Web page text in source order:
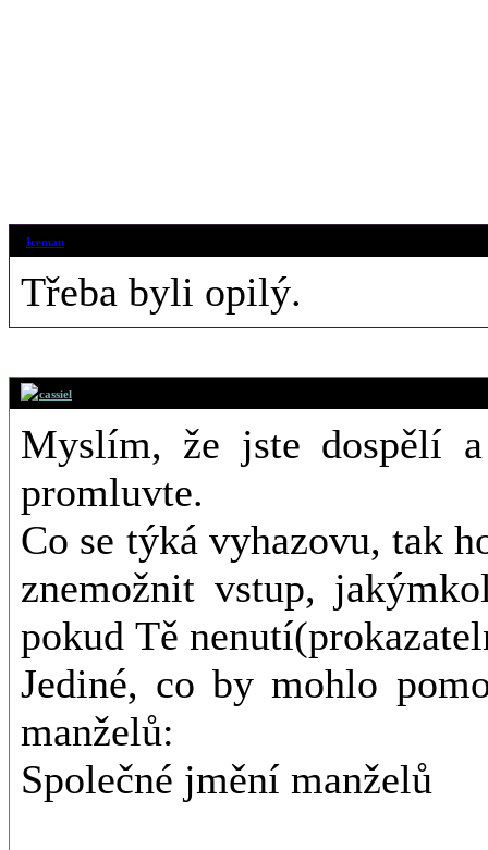
Iceman
Třeba byli opilý.
cassiel
Myslím, že jste dospělí
promluvte.
Co se týká vyhazovu, tak
znemožnit vstup,
pokud Tě
Jediné, co by mohlo
manželů:
Společné jmění manželů